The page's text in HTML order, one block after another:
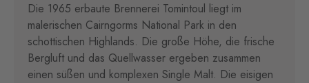
Die 1965 erbaute Brennerei Tomintoul liegt im
malerischen Cairngorms National Park in den
schottischen Highlands. Die große Höhe, die frische
Bergluft und das Quellwasser ergeben zusammen
einen süßen und komplexen Single Malt. Die eisigen